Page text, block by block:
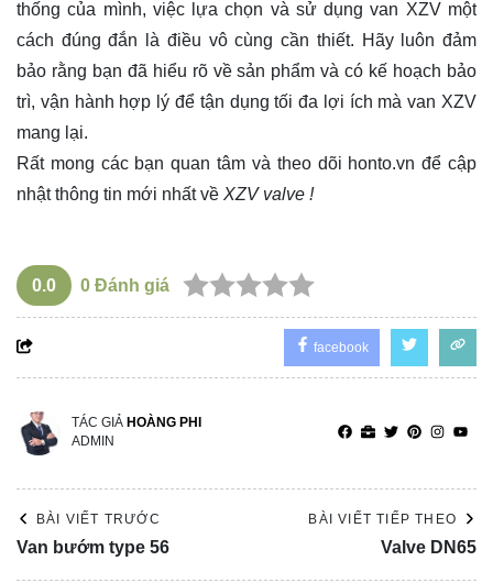
thống của mình, việc lựa chọn và sử dụng van XZV một
cách đúng đắn là điều vô cùng cần thiết. Hãy luôn đảm
bảo rằng bạn đã hiểu rõ về sản phẩm và có kế hoạch bảo
trì, vận hành hợp lý để tận dụng tối đa lợi ích mà van XZV
mang lại.
Rất mong các bạn quan tâm và theo dõi honto.vn để cập
nhật thông tin mới nhất về XZV valve !
0.0 0 Đánh giá
facebook
TÁC GIẢ HOÀNG PHI
ADMIN
BÀI VIẾT TRƯỚC
Van bướm type 56
BÀI VIẾT TIẾP THEO
Valve DN65